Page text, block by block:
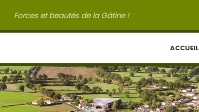
Forces et beautés de la Gâtine !
ACCUEIL